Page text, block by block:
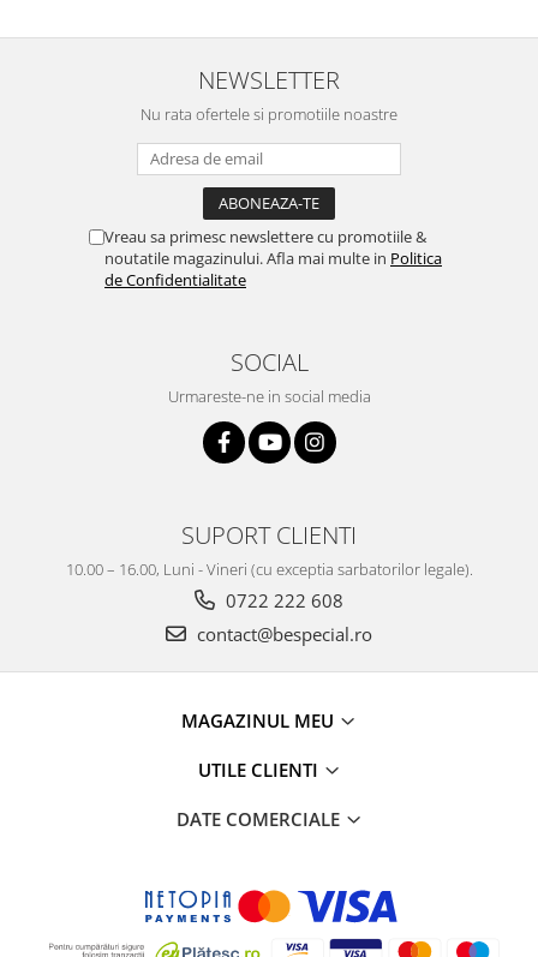
NEWSLETTER
Nu rata ofertele si promotiile noastre
Vreau sa primesc newslettere cu promotiile &
noutatile magazinului. Afla mai multe in Politica
de Confidentialitate
SOCIAL
Urmareste-ne in social media
SUPORT CLIENTI
10.00 – 16.00, Luni - Vineri (cu exceptia sarbatorilor legale).
0722 222 608
contact@bespecial.ro
MAGAZINUL MEU
UTILE CLIENTI
DATE COMERCIALE